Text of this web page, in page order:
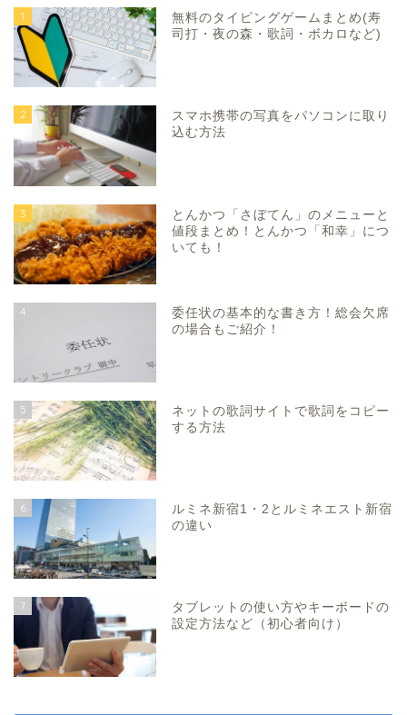
1
無料のタイピングゲームまとめ(寿
司打・夜の森・歌詞・ボカロなど)
2
スマホ携帯の写真をパソコンに取り
込む方法
3
とんかつ「さぼてん」のメニューと
値段まとめ！とんかつ「和幸」につ
いても！
4
委任状の基本的な書き方！総会欠席
の場合もご紹介！
5
ネットの歌詞サイトで歌詞をコピー
する方法
6
ルミネ新宿1・2とルミネエスト新宿
の違い
7
タブレットの使い方やキーボードの
設定方法など（初心者向け）